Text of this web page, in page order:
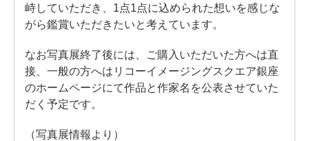
峙していただき、1点1点に込められた想いを感じな
がら鑑賞いただきたいと考えています。
なお写真展終了後には、ご購入いただいた方へは直
接、一般の方へはリコーイメージングスクエア銀座
のホームページにて作品と作家名を公表させていた
だく予定です。
（写真展情報より）